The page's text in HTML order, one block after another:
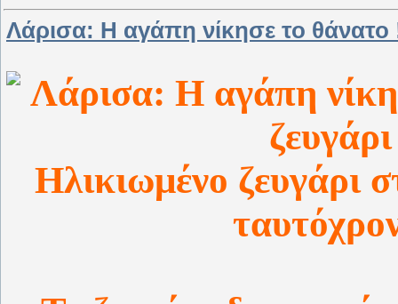
Λάρισα: Η αγάπη νίκησε το θάνατο
Ηλικιωμένο ζευγάρι